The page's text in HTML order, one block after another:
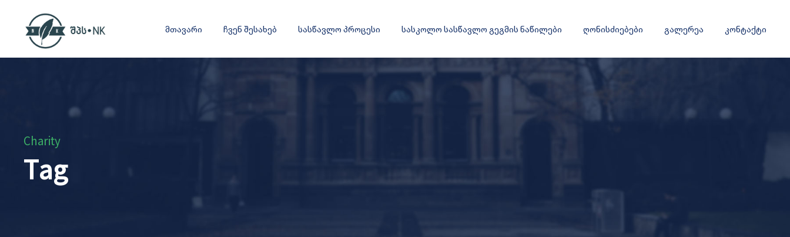
მთავარი ჩვენ შესახებ სასწავლო პროცესი სასკოლო სასწავლო გეგმის ნაწილები ღონისძიებები გალერეა კონტაქტი
Charity
Tag